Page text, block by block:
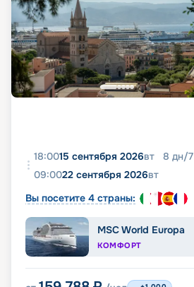
18:0015 сентября 2026вт 8 дн/7
09:0022 сентября 2026вт
Вы посетите 4 страны:
MSC World Europa
КОМФОРТ